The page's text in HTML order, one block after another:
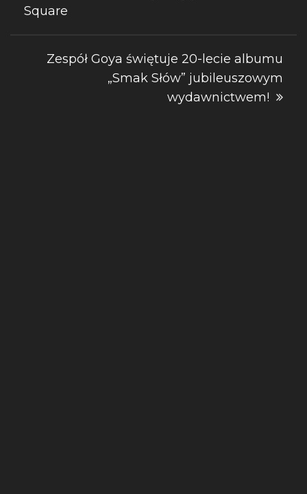
wpisu
Square
Zespół Goya świętuje 20-lecie albumu
„Smak Słów” jubileuszowym
wydawnictwem!